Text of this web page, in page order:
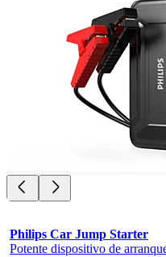
Philips Car Jump Starter
Potente dispositivo de